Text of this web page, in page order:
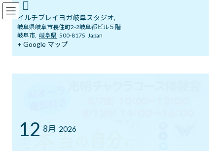
コ
ン
ナ
ビ
イルチブレインヨガ岐阜スタジオ
頭のツボ押してみては？♬
イルチブレイヨガ岐阜スタジオ,
岐阜県岐阜市長住町2-2岐阜都ビル５階
岐阜市, 岐阜県 500-8175 Japan
+ Google マップ
12 8月 2026